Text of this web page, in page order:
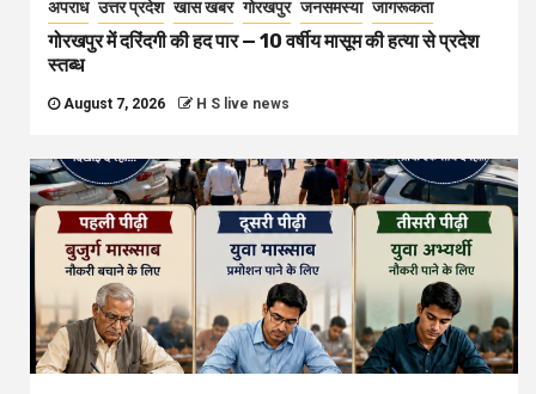
अपराध उत्तर प्रदेश खास खबर गोरखपुर जनसमस्या जागरूकता
गोरखपुर में दरिंदगी की हद पार — 10 वर्षीय मासूम की हत्या से प्रदेश
स्तब्ध
August 7, 2026 H S live news